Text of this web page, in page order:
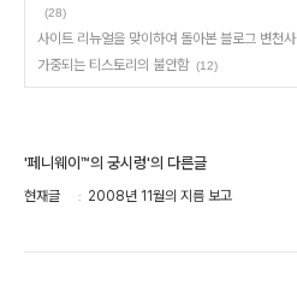
(28)
사이트 리뉴얼을 맞이하여 돌아본 블로그 변천사
가중되는 티스토리의 불안함 (12)
'페니웨이™의 궁시렁'의 다른글
현재글 2008년 11월의 지름 보고